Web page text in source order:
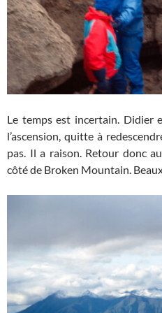
Le temps est incertain. Didier
l’ascension, quitte à
pas. Il a raison. Retour donc
côté de Broken Mountain.